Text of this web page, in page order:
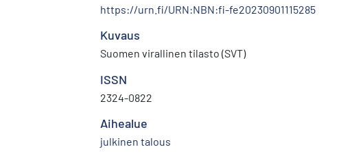
https://urn.fi/URN:NBN:fi-fe20230901115285
Kuvaus
Suomen virallinen tilasto (SVT)
ISSN
2324-0822
Aihealue
julkinen talous